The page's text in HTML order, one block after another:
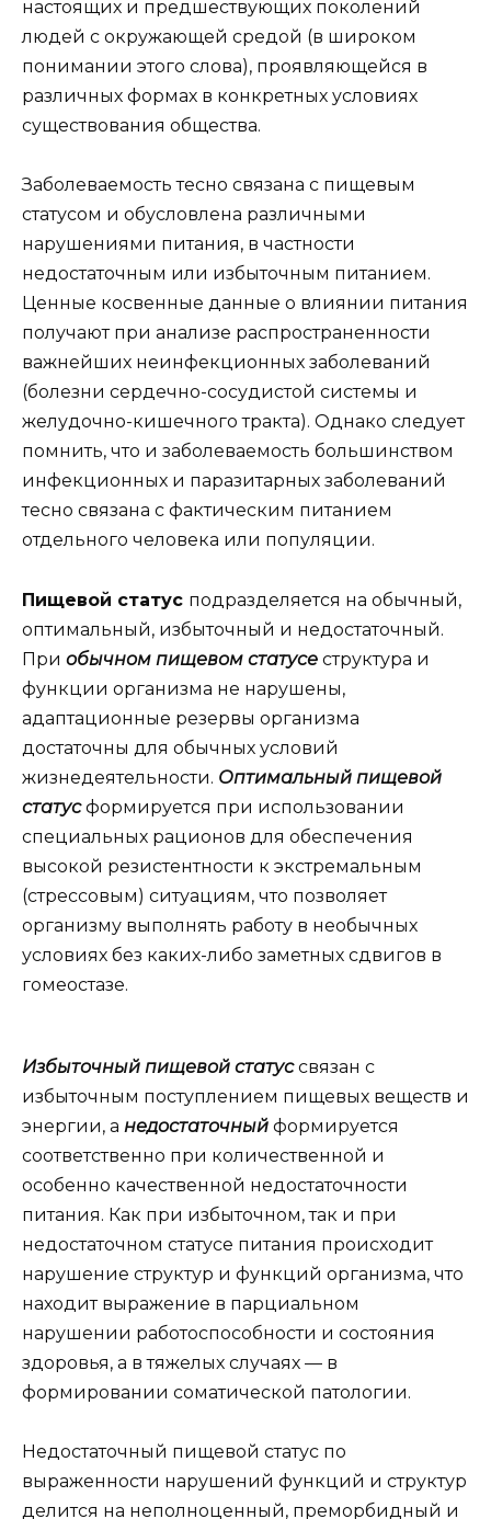
настоящих и предшествующих поколений
людей с окружающей средой (в широком
понимании этого слова), проявляющейся в
различных формах в конкретных условиях
существования общества.
Заболеваемость тесно связана с пищевым
статусом и обусловлена различными
нарушениями питания, в частности
недостаточным или избыточным питанием.
Ценные косвенные данные о влиянии питания
получают при анализе распространенности
важнейших неинфекционных заболеваний
(болезни сердечно-сосудистой системы и
желудочно-кишечного тракта). Однако следует
помнить, что и заболеваемость большинством
инфекционных и паразитарных заболеваний
тесно связана с фактическим питанием
отдельного человека или популяции.
Пищевой статус подразделяется на обычный,
оптимальный, избыточный и недостаточный.
При обычном пищевом статусе структура и
функции организма не нарушены,
адаптационные резервы организма
достаточны для обычных условий
жизнедеятельности. Оптимальный пищевой
статусформируется при использовании
специальных рационов для обеспечения
высокой резистентности к экстремальным
(стрессовым) ситуациям, что позволяет
организму выполнять работу в необычных
условиях без каких-либо заметных сдвигов в
гомеостазе.
Избыточный пищевой статуссвязан с
избыточным поступлением пищевых веществ и
энергии, а недостаточный формируется
соответственно при количественной и
особенно качественной недостаточности
питания. Как при избыточном, так и при
недостаточном статусе питания происходит
нарушение структур и функций организма, что
находит выражение в парциальном
нарушении работоспособности и состояния
здоровья, а в тяжелых случаях — в
формировании соматической патологии.
Недостаточный пищевой статус по
выраженности нарушений функций и структур
делится на неполноценный, преморбидный и